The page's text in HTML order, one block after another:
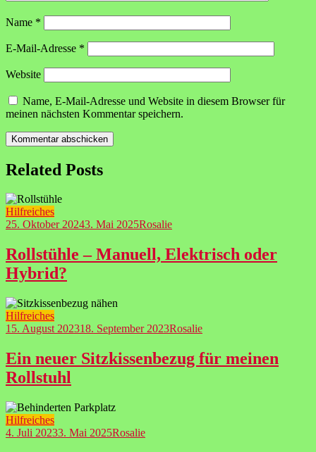
Name *
E-Mail-Adresse *
Website
Name, E-Mail-Adresse und Website in diesem Browser für
meinen nächsten Kommentar speichern.
Related Posts
Hilfreiches
25. Oktober 20243. Mai 2025Rosalie
Rollstühle – Manuell, Elektrisch oder
Hybrid?
Hilfreiches
15. August 202318. September 2023Rosalie
Ein neuer Sitzkissenbezug für meinen
Rollstuhl
Hilfreiches
4. Juli 20233. Mai 2025Rosalie